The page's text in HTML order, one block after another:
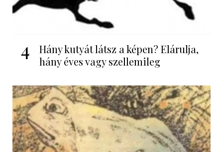
4
Hány kutyát látsz a képen? Elárulja,
hány éves vagy szellemileg